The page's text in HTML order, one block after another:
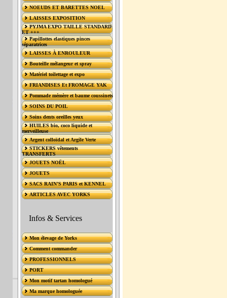
NOEUDS ET BARETTES NOEL
LAISSES EXPOSITION
PYJMA EXPO TAILLE STANDARD
ET +++
Papillottes elastiques pinces
séparatrices
LAISSES À ENROULEUR
Bouteille mélangeur et spray
Matériel toilettage et expo
FRIANDISES Et FROMAGE YAK
Pommade mémère et baume coussinets
SOINS DU POIL
Soins dents oreilles yeux
HUILES bio, coco liquide et
merveilleuse
Argent colloïdal et Argile Verte
STICKERS vêtements
TRANSFERTS
JOUETS NOËL
JOUETS
SACS RAIN’S PARIS et KENNEL
ARTICLES AVEC YORKS
Infos & Services
Mon élevage de Yorks
Comment commander
PROFESSIONNELS
PORT
Mon motif tartan homologué
Ma marque homologuée